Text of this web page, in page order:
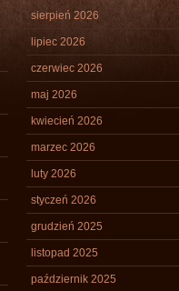
sierpień 2026
lipiec 2026
czerwiec 2026
maj 2026
kwiecień 2026
marzec 2026
luty 2026
styczeń 2026
grudzień 2025
listopad 2025
październik 2025